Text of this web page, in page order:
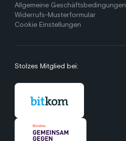
Allgemeine Geschäftsbedingungen
Widerrufs-Musterformular
Cookie Einstellungen
Stolzes Mitglied bei: